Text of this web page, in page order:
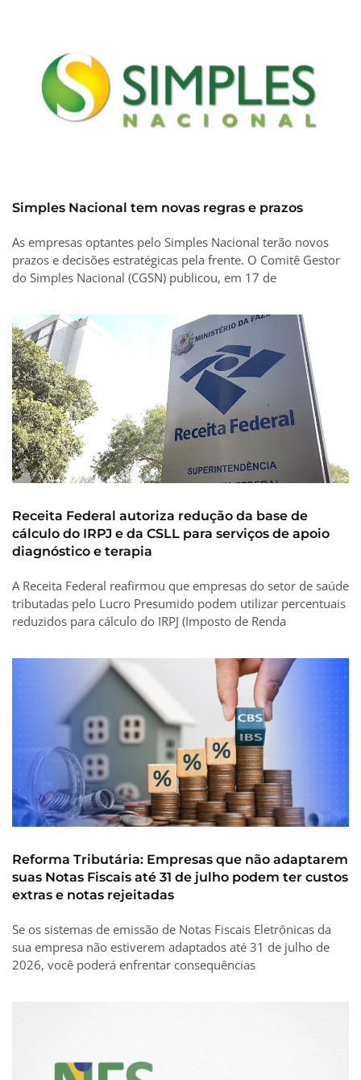
Simples Nacional tem novas regras e prazos
As empresas optantes pelo Simples Nacional terão novos
prazos e decisões estratégicas pela frente. O Comitê Gestor
do Simples Nacional (CGSN) publicou, em 17 de
Receita Federal autoriza redução da base de
cálculo do IRPJ e da CSLL para serviços de apoio
diagnóstico e terapia
A Receita Federal reafirmou que empresas do setor de saúde
tributadas pelo Lucro Presumido podem utilizar percentuais
reduzidos para cálculo do IRPJ (Imposto de Renda
Reforma Tributária: Empresas que não adaptarem
suas Notas Fiscais até 31 de julho podem ter custos
extras e notas rejeitadas
Se os sistemas de emissão de Notas Fiscais Eletrônicas da
sua empresa não estiverem adaptados até 31 de julho de
2026, você poderá enfrentar consequências